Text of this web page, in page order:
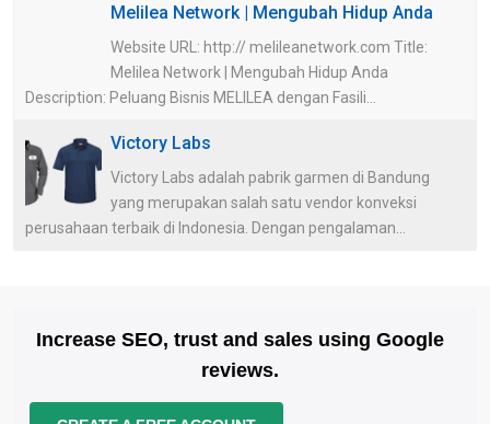
Melilea Network | Mengubah Hidup Anda
Website URL: http:// melileanetwork.com Title:
Melilea Network | Mengubah Hidup Anda
Description: Peluang Bisnis MELILEA dengan Fasili...
Victory Labs
Victory Labs adalah pabrik garmen di Bandung
yang merupakan salah satu vendor konveksi
perusahaan terbaik di Indonesia. Dengan pengalaman...
Increase SEO, trust and sales using Google
reviews.